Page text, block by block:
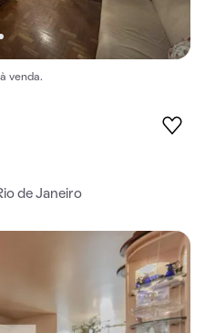
venda.
de Janeiro